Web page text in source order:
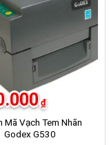
Mã Vạch Tem Nhãn
Godex G530
₫